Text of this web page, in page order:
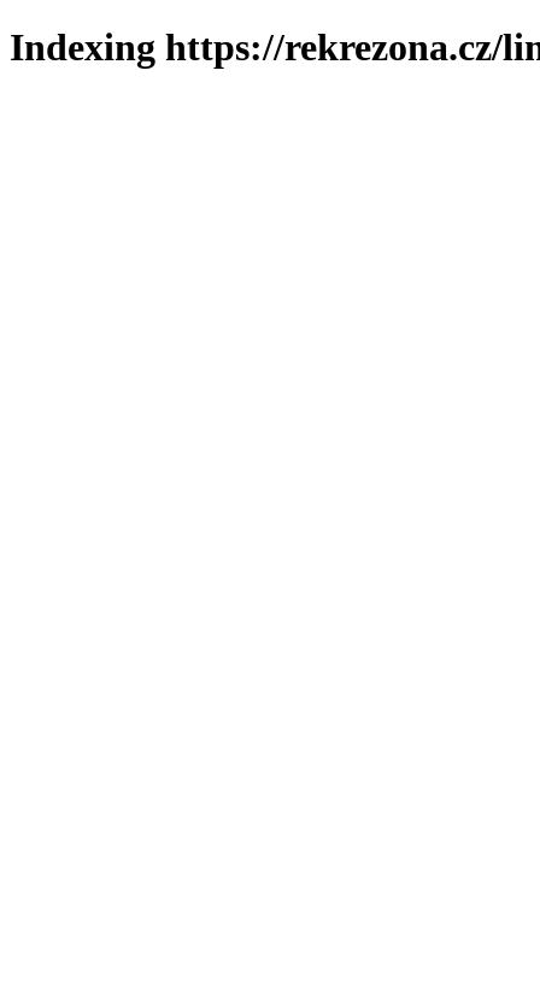
Indexing https://rekrezona.cz/